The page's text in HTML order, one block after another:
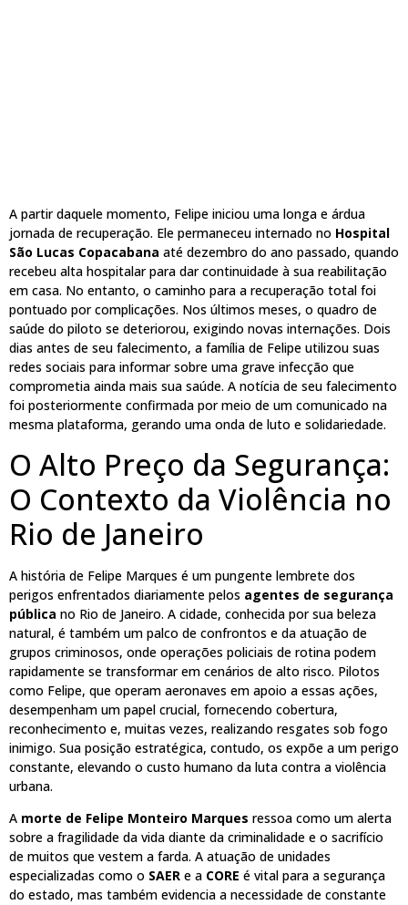
A partir daquele momento, Felipe iniciou uma longa e árdua
jornada de recuperação. Ele permaneceu internado no Hospital
São Lucas Copacabana até dezembro do ano passado, quando
recebeu alta hospitalar para dar continuidade à sua reabilitação
em casa. No entanto, o caminho para a recuperação total foi
pontuado por complicações. Nos últimos meses, o quadro de
saúde do piloto se deteriorou, exigindo novas internações. Dois
dias antes de seu falecimento, a família de Felipe utilizou suas
redes sociais para informar sobre uma grave infecção que
comprometia ainda mais sua saúde. A notícia de seu falecimento
foi posteriormente confirmada por meio de um comunicado na
mesma plataforma, gerando uma onda de luto e solidariedade.
O Alto Preço da Segurança:
O Contexto da Violência no
Rio de Janeiro
A história de Felipe Marques é um pungente lembrete dos
perigos enfrentados diariamente pelos agentes de segurança
pública no Rio de Janeiro. A cidade, conhecida por sua beleza
natural, é também um palco de confrontos e da atuação de
grupos criminosos, onde operações policiais de rotina podem
rapidamente se transformar em cenários de alto risco. Pilotos
como Felipe, que operam aeronaves em apoio a essas ações,
desempenham um papel crucial, fornecendo cobertura,
reconhecimento e, muitas vezes, realizando resgates sob fogo
inimigo. Sua posição estratégica, contudo, os expõe a um perigo
constante, elevando o custo humano da luta contra a violência
urbana.
A morte de Felipe Monteiro Marques ressoa como um alerta
sobre a fragilidade da vida diante da criminalidade e o sacrifício
de muitos que vestem a farda. A atuação de unidades
especializadas como o SAER e a CORE é vital para a segurança
do estado, mas também evidencia a necessidade de constante